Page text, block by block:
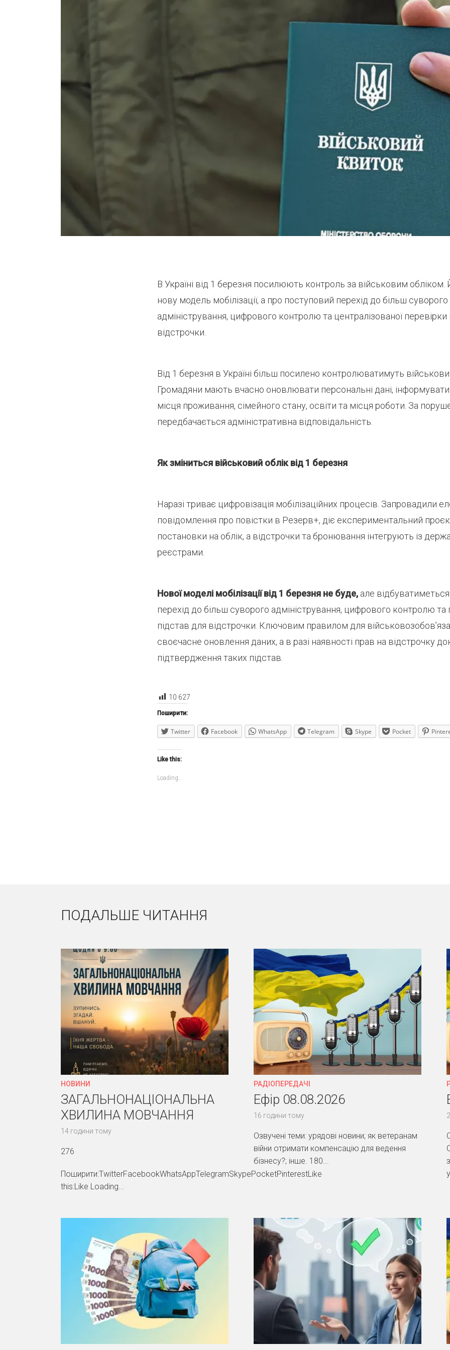
В Україні від 1 березня посилюють контроль за військовим
нову модель мобілізації, а про поступовий перехід до більш суворого
адміністрування, цифрового контролю та централізованої перевірки
відстрочки.
Від 1 березня в Україні більш посилено контролюватимуть
Громадяни мають вчасно оновлювати персональні дані,
місця проживання, сімейного стану, освіти та місця роботи. За
передбачається адміністративна відповідальність.
Як зміниться військовий облік від 1 березня
Наразі триває цифровізація мобілізаційних процесів. Запровадили
повідомлення про повістки в Резерв+, діє експериментальний
постановки на облік, а відстрочки та бронювання інтегрують із
реєстрами.
Нової моделі мобілізації від 1 березня не буде, але
перехід до більш суворого адміністрування, цифрового контролю та
підстав для відстрочки. Ключовим правилом для
своєчасне оновлення даних, а в разі наявності прав на відстрочку
підтвердження таких підстав.
10 627
Поширити:
Twitter Facebook WhatsApp Telegram Skype Pocket
Like this:
Loading...
ПОДАЛЬШЕ ЧИТАННЯ
НОВИНИ
ЗАГАЛЬНОНАЦІОНАЛЬНА
ХВИЛИНА МОВЧАННЯ
14 години тому
276
Поширити:TwitterFacebookWhatsAppTelegramSkypePocketPinterestLike
this:Like Loading...
РАДІОПЕРЕДАЧІ
Ефір 08.08.2026
16 години тому
Озвучені теми: урядові новини; як ветеранам
війни отримати компенсацію для ведення
бізнесу?; інше. 180...